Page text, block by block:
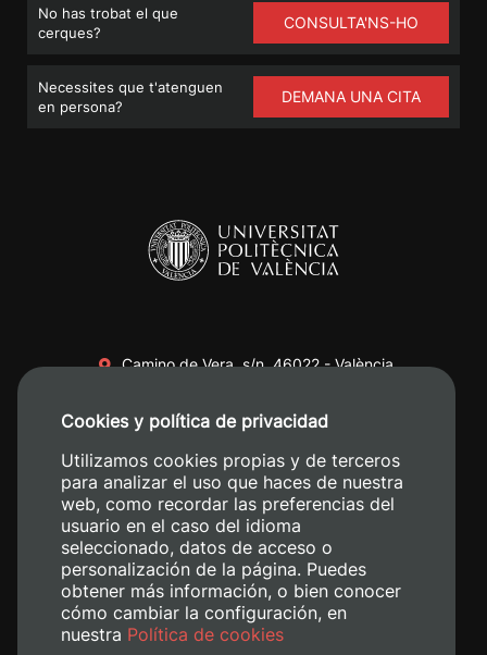
No has trobat el que
cerques?
CONSULTA'NS-HO
Necessites que t'atenguen
en persona?
DEMANA UNA CITA
Camino de Vera, s/n. 46022 - València
+34 620 04 00 50
Cookies y política de privacidad
Utilizamos cookies propias y de terceros
para analizar el uso que haces de nuestra
web, como recordar las preferencias del
usuario en el caso del idioma
seleccionado, datos de acceso o
personalización de la página. Puedes
obtener más información, o bien conocer
cómo cambiar la configuración, en
nuestra Política de cookies